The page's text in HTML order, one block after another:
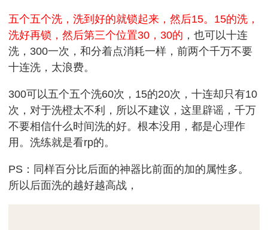
五个五个洗，洗到好的就锁起来，然后15。15的洗，
洗好再锁，然后第三个位置30，30的 ，也可以十连
洗，300一次，和分着点消耗一样，前两个千万不要
十连洗，太浪费。
300可以五个五个洗60次，15的20次，十连却只有10
次，对于洗橙太不利，所以不建议，这里辟谣，千万
不要相信什么时间洗的好。根本没用，都是心理作
用。洗练就是看rp的。
PS：同样百分比后面的神器比前面的加的属性多。
所以后面洗的越好越高战，